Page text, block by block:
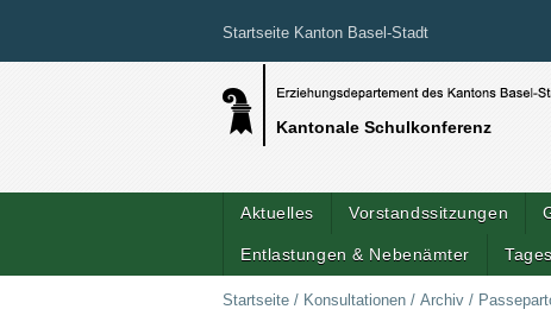
Startseite Kanton Basel-Stadt
Kantonale Schulkonferenz
Aktuelles Vorstandssitzungen
Entlastungen & Nebenämter
Startseite / Konsultationen / Archiv /